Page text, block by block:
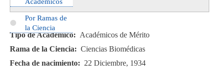
tabs
Revisiones
Tipo de Académico
Académicos de Mérito
Rama de la Ciencia
Ciencias Biomédicas
Fecha de nacimiento
22 Diciembre, 1934
Por Ramas de
la Ciencia